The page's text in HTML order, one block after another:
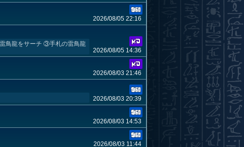
2026/08/05 22:16
鳥龍をサーチ ③手札の雷鳥龍
2026/08/05 14:36
2026/08/03 21:46
2026/08/03 20:39
2026/08/03 14:53
2026/08/03 11:44